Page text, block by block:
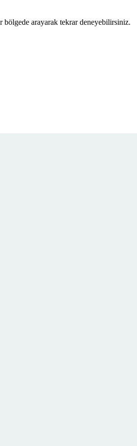
arayarak tekrar deneyebilirsiniz.